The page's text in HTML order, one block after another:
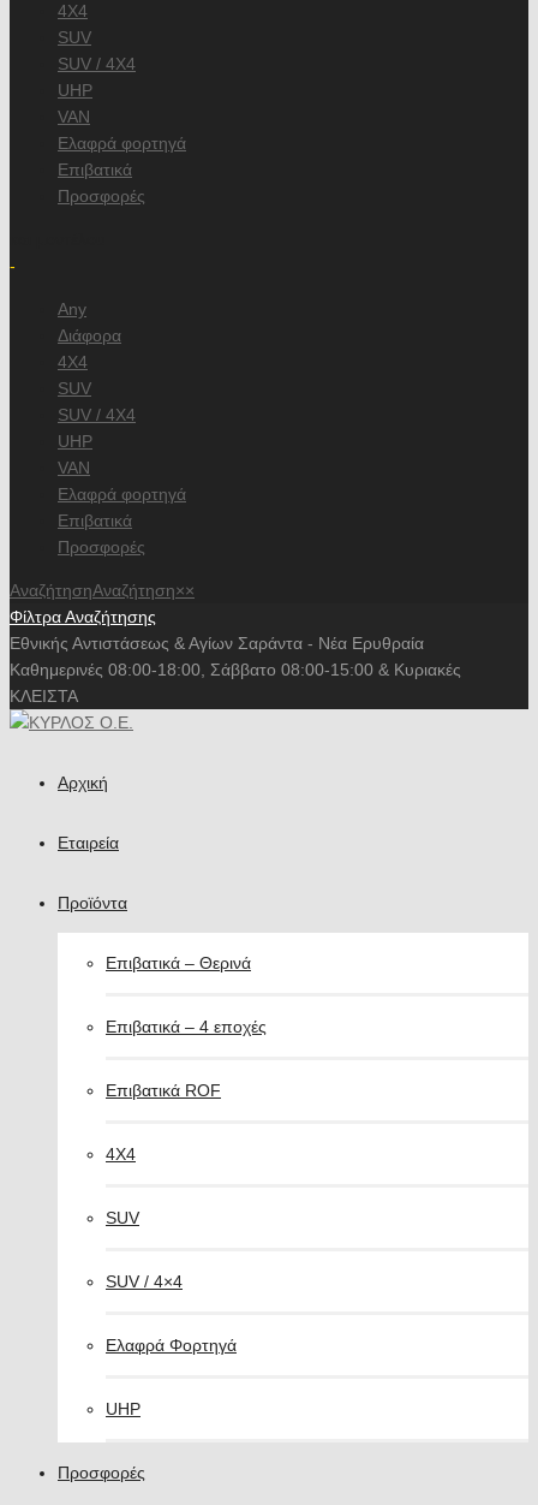
4X4
SUV
SUV / 4X4
UHP
VAN
Ελαφρά φορτηγά
Επιβατικά
Προσφορές
-
Any
Διάφορα
4X4
SUV
SUV / 4X4
UHP
VAN
Ελαφρά φορτηγά
Επιβατικά
Προσφορές
ΑναζήτησηΑναζήτηση××
Φίλτρα Αναζήτησης
Εθνικής Αντιστάσεως & Αγίων Σαράντα - Νέα Ερυθραία
Καθημερινές 08:00-18:00, Σάββατο 08:00-15:00 & Κυριακές
ΚΛΕΙΣΤΑ
Αρχική
Εταιρεία
Προϊόντα
Επιβατικά – Θερινά
Επιβατικά – 4 εποχές
Επιβατικά ROF
4X4
SUV
SUV / 4×4
Ελαφρά Φορτηγά
UHP
Προσφορές